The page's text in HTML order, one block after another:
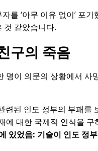
를 아무 이유 없이 포기
것 같았습니다.
구의 죽음
명이 의문의 상황에서 사
련된 인도 정부의 부패
에 대한 국제적 인식을
있었음: 기술이 인도 정